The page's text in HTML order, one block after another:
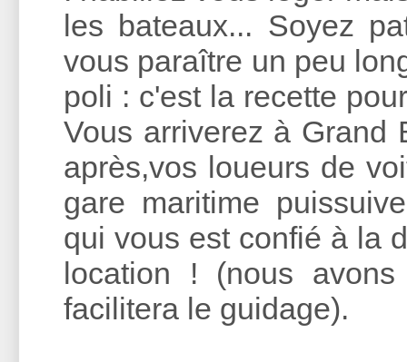
les bateaux... Soyez
vous paraître un peu
poli : c'est la recette
Vous arriverez à Grand
après,vos loueurs de
gare maritime
qui vous est confié à la
location ! (nous
facilitera le guidage).